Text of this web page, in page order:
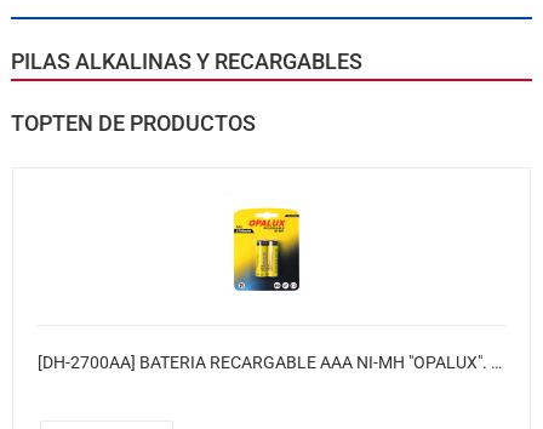
PILAS ALKALINAS Y RECARGABLES
TOPTEN DE PRODUCTOS
[DH-2700AA] BATERIA RECARGABLE AAA NI-MH "OPALUX". 2700 MAH 1.2V. BLISTER X 2 / 12 BLISTER X CAJA / MASTER X 192 BLISTER